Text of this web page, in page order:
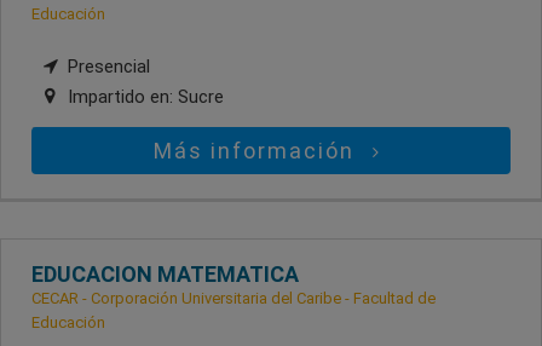
Educación
Presencial
Impartido en: Sucre
Más información
EDUCACION MATEMATICA
CECAR - Corporación Universitaria del Caribe - Facultad de
Educación